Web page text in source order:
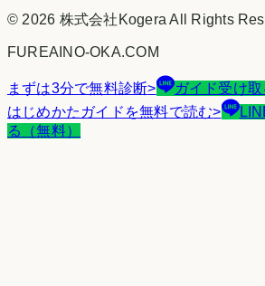
© 2026 株式会社Kogera All Rights
FUREAINO-OKA.COM
まずは3分で無料診断>
ガイド受け取
はじめかたガイドを無料で読む>
る（無料）